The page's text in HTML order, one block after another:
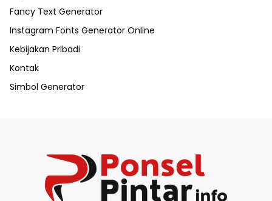
Fancy Text Generator
Instagram Fonts Generator Online
Kebijakan Pribadi
Kontak
Simbol Generator